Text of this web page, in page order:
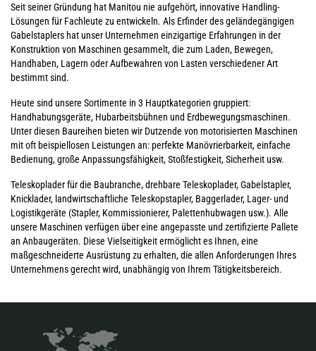
Seit seiner Gründung hat Manitou nie aufgehört, innovative Handling-
Lösungen für Fachleute zu entwickeln. Als Erfinder des geländegängigen
Gabelstaplers hat unser Unternehmen einzigartige Erfahrungen in der
Konstruktion von Maschinen gesammelt, die zum Laden, Bewegen,
Handhaben, Lagern oder Aufbewahren von Lasten verschiedener Art
bestimmt sind.
Heute sind unsere Sortimente in 3 Hauptkategorien gruppiert:
Handhabungsgeräte, Hubarbeitsbühnen und Erdbewegungsmaschinen.
Unter diesen Baureihen bieten wir Dutzende von motorisierten Maschinen
mit oft beispiellosen Leistungen an: perfekte Manövrierbarkeit, einfache
Bedienung, große Anpassungsfähigkeit, Stoßfestigkeit, Sicherheit usw.
Teleskoplader für die Baubranche, drehbare Teleskoplader, Gabelstapler,
Knicklader, landwirtschaftliche Teleskopstapler, Baggerlader, Lager- und
Logistikgeräte (Stapler, Kommissionierer, Palettenhubwagen usw.). Alle
unsere Maschinen verfügen über eine angepasste und zertifizierte Pallete
an Anbaugeräten. Diese Vielseitigkeit ermöglicht es Ihnen, eine
maßgeschneiderte Ausrüstung zu erhalten, die allen Anforderungen Ihres
Unternehmens gerecht wird, unabhängig von Ihrem Tätigkeitsbereich.